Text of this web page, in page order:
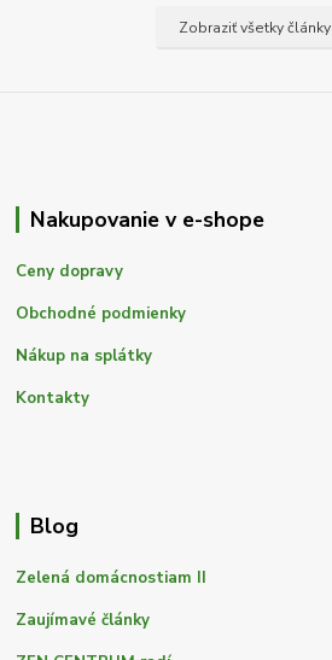
Zobraziť všetky články
Nakupovanie v e-shope
Ceny dopravy
Obchodné podmienky
Nákup na splátky
Kontakty
Blog
Zelená domácnostiam II
Zaujímavé články